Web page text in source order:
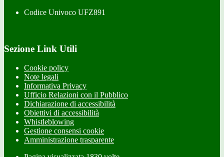
Codice Univoco UFZ891
Sezione Link Utili
Cookie policy
Note legali
Informativa Privacy
Ufficio Relazioni con il Pubblico
Dichiarazione di accessibilità
Obiettivi di accessibilità
Whistleblowing
Gestione consensi cookie
Amministrazione trasparente